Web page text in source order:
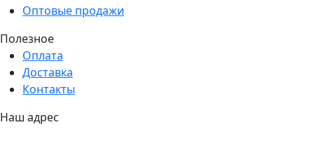
Оптовые продажи
Полезное
Оплата
Доставка
Контакты
Наш адрес